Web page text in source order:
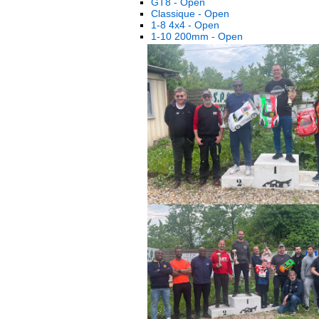
Classique - Open
1-8 4x4 - Open
1-10 200mm - Open